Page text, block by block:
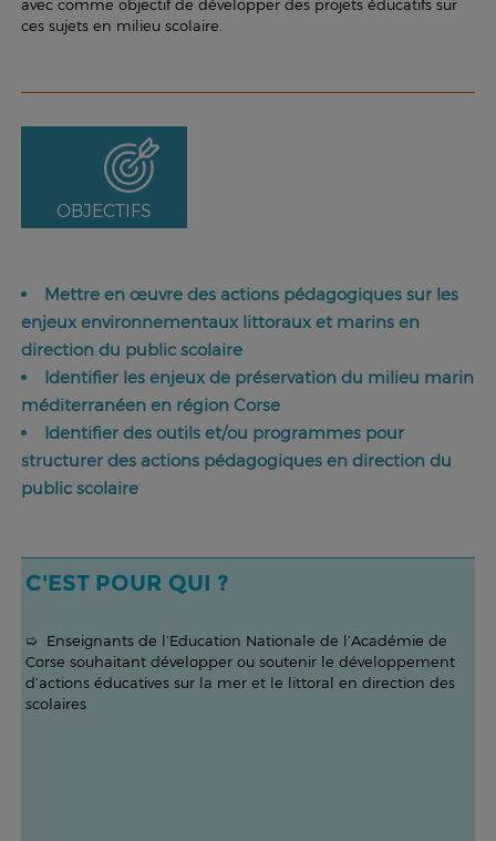
avec comme objectif de développer des projets éducatifs sur
ces sujets en milieu scolaire.
OBJECTIFS
Mettre en œuvre des actions pédagogiques sur les
enjeux environnementaux littoraux et marins en
direction du public scolaire
Identifier les enjeux de préservation du milieu marin
méditerranéen en région Corse
Identifier des outils et/ou programmes pour
structurer des actions pédagogiques en direction du
public scolaire
C'EST POUR QUI ?
➯ Enseignants de l’Education Nationale de l’Académie de
Corse souhaitant développer ou soutenir le développement
d’actions éducatives sur la mer et le littoral en direction des
scolaires